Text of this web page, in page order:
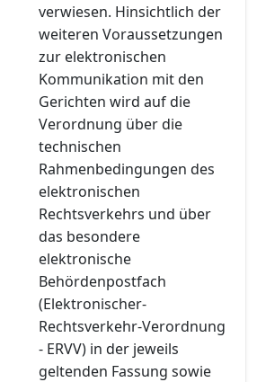
verwiesen. Hinsichtlich der
weiteren Voraussetzungen
zur elektronischen
Kommunikation mit den
Gerichten wird auf die
Verordnung über die
technischen
Rahmenbedingungen des
elektronischen
Rechtsverkehrs und über
das besondere
elektronische
Behördenpostfach
(Elektronischer-
Rechtsverkehr-Verordnung
- ERVV) in der jeweils
geltenden Fassung sowie